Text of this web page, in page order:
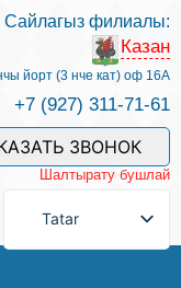
Сайлагыз филиалы:
Казан
йорт (3 нче кат) оф 16А
+7 (927) 311-71-61
ЗВОНОК
Шалтырату бушлай
Tatar